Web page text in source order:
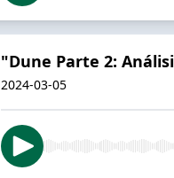
"Dune Parte 2:
2024-03-05